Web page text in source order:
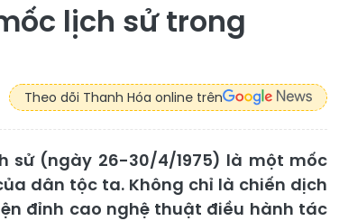
lịch sử trong
Theo dõi Thanh Hóa online trên
sử (ngày 26-30/4/1975) là một mốc
dân tộc ta. Không chỉ là chiến dịch
đỉnh cao nghệ thuật điều hành tác